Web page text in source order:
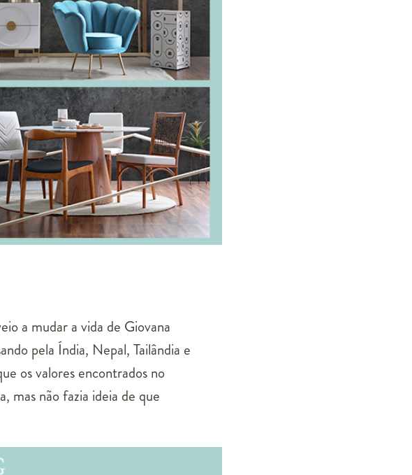
a mudar a vida de Giovana
pela Índia, Nepal, Tailândia e
os valores encontrados no
mas não fazia ideia de que